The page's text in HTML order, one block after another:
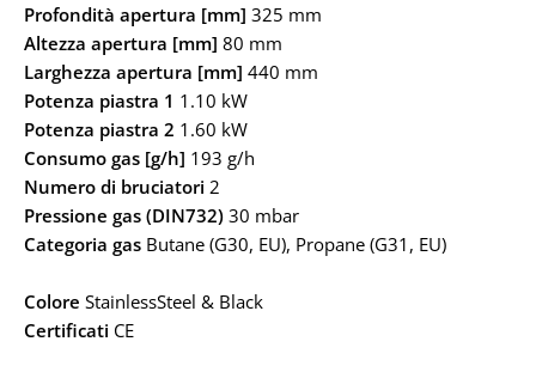
Profondità apertura [mm] 325 mm
Altezza apertura [mm] 80 mm
Larghezza apertura [mm] 440 mm
Potenza piastra 1 1.10 kW
Potenza piastra 2 1.60 kW
Consumo gas [g/h] 193 g/h
Numero di bruciatori 2
Pressione gas (DIN732) 30 mbar
Categoria gas Butane (G30, EU), Propane (G31, EU)
Colore StainlessSteel & Black
Certificati CE